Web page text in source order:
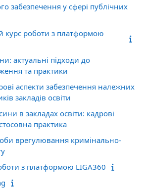
забезпечення у сфері публічних
роботи з платформою
актуальні підходи до
та практики
аспекти забезпечення належних
закладів освіти
в закладах освіти: кадрові
практика
врегулювання кримінально-
з платформою LIGA360